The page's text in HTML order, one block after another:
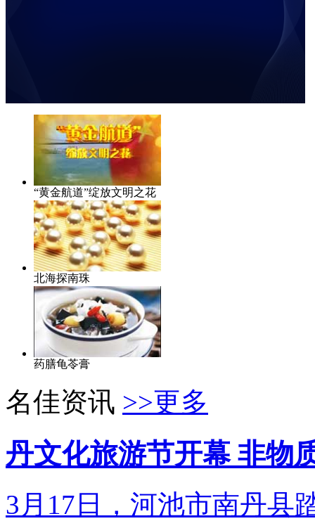
“黄金航道”绽放文明之花
北海探南珠
药膳龟苓膏
名佳资讯 >>更多
丹文化旅游节开幕 非物
3月17日，河池市南丹县